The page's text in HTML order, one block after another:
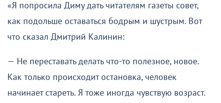
«Я попросила Диму дать читателям газеты совет,
как подольше оставаться бодрым и шустрым. Вот
что сказал Дмитрий Калинин:
— Не переставать делать что-то полезное, новое.
Как только происходит остановка, человек
начинает стареть. Я тоже иногда чувствую возраст.